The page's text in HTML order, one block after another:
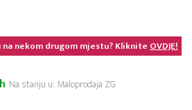
nekom drugom mjestu? KlikniteOVDJE!
Na stanju u: Maloprodaja ZG